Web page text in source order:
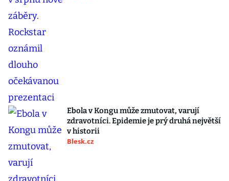
Ebola v Kongu může zmutovat, varují
zdravotníci. Epidemie je prý druhá největší
v historii
Blesk.cz